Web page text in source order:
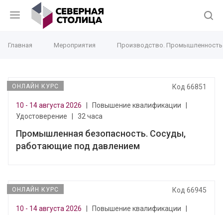
Главная Мероприятия Производство.
ОНЛАЙН КУРС Код 66851
10 - 14 августа 2026 Повышение квалификации
Удостоверение
32 часа
Промышленная безопасность. Сосуды,
работающие под давлением
ОНЛАЙН КУРС Код 66945
10 - 14 августа 2026 Повышение квалификации